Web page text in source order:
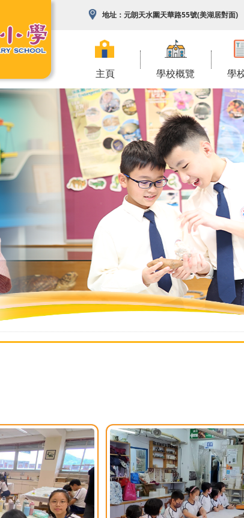
地址： 元朗天水圍天華路55號(美湖居對面)
主頁 學校概覽 學